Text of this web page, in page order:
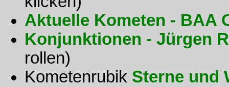
Aktuelle Kometen - BAA
Konjunktionen - Jürgen
rollen)
Kometenrubik Sterne und